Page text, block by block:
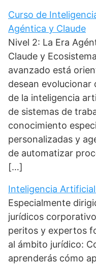
Curso de
Agéntica y Claude
Nivel 2: La Era
Claude y
avanzado está
desean evolucionar
de la inteligencia
de sistemas de
conocimiento
personalizadas y
de automatizar
[…]
Inteligencia
Especialmente
jurídicos
peritos y expertos
al ámbito jurídico:
aprenderás cómo